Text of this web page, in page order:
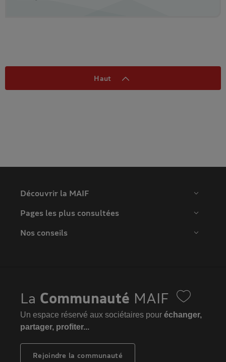
Haut
Découvrir la MAIF
Pages les plus consultées
Nos conseils
La Communauté MAIF
Un espace réservé aux sociétaires pour échanger,
partager, profiter...
Rejoindre la communauté